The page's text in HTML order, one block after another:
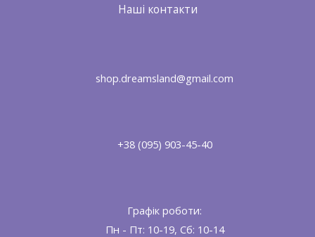
Наші контакти
shop.dreamsland@gmail.com
+38 (095) 903-45-40
Графік роботи:
Пн - Пт: 10-19, Сб: 10-14